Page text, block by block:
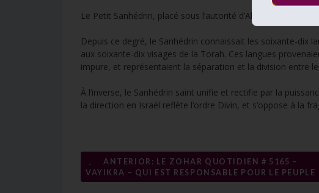
Le Petit Sanhédrin, placé sous l’autorité d’Aharon,
Depuis ce degré, le Sanhédrin connaissait les soixante-dix
aux soixante-dix visages de la Torah. Ces langues
impure, et représentaient la séparation et la division entre
À l’inverse, le Sanhédrin saint unifie et rectifie par la
la direction en Israël reflète l’ordre Divin, et s’oppose à la
Navigation
←
ANTERIOR: LE ZOHAR QUOTIDIEN # 5165 –
VAYIKRA – QUI EST RESPONSABLE POUR LE PEUPLE